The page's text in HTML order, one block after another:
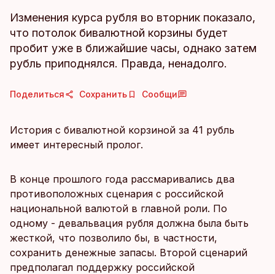
Изменения курса рубля во вторник показало,
что потолок бивалютной корзины будет
пробит уже в ближайшие часы, однако затем
рубль приподнялся. Правда, ненадолго.
Поделиться Сохранить Сообщи
История с бивалютной корзиной за 41 рубль
имеет интересный пролог.
В конце прошлого года рассмаривались два
противоположных сценария с российской
национальной валютой в главной роли. По
одному - девальвация рубля должна была быть
жесткой, что позволило бы, в частности,
сохранить денежные запасы. Второй сценарий
предполагал поддержку российской